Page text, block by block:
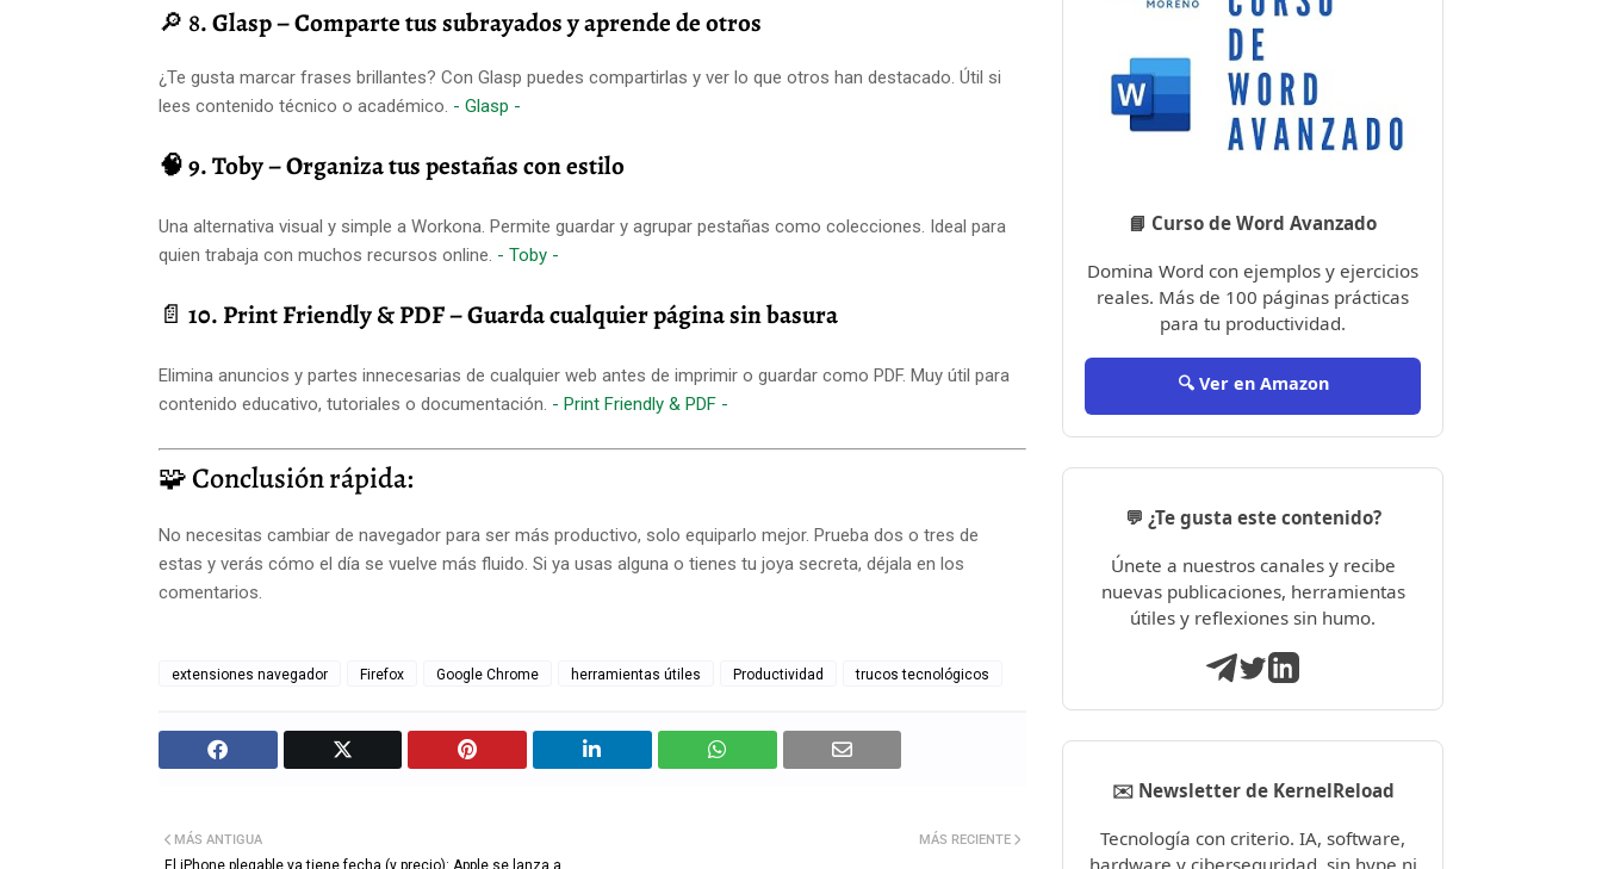
🔎 8. Glasp – Comparte tus subrayados y aprende de otros
¿Te gusta marcar frases brillantes? Con Glasp puedes compartirlas y ver lo que otros han destacado. Útil si
lees contenido técnico o académico. - Glasp -
🧠 9. Toby – Organiza tus pestañas con estilo
Una alternativa visual y simple a Workona. Permite guardar y agrupar pestañas como colecciones. Ideal para
quien trabaja con muchos recursos online. - Toby -
📄 10. Print Friendly & PDF – Guarda cualquier página sin basura
Elimina anuncios y partes innecesarias de cualquier web antes de imprimir o guardar como PDF. Muy útil para
contenido educativo, tutoriales o documentación. - Print Friendly & PDF -
🧩 Conclusión rápida:
No necesitas cambiar de navegador para ser más productivo, solo equiparlo mejor. Prueba dos o tres de
estas y verás cómo el día se vuelve más fluido. Si ya usas alguna o tienes tu joya secreta, déjala en los
comentarios.
extensiones navegador Firefox Google Chrome herramientas útiles Productividad trucos tecnológicos
MÁS RECIENTE
MÁS ANTIGUA
El iPhone plegable ya tiene fecha (y precio): Apple se lanza a
📘 Curso de Word Avanzado
Domina Word con ejemplos y ejercicios
reales. Más de 100 páginas prácticas
para tu productividad.
🔍 Ver en Amazon
💬 ¿Te gusta este contenido?
Únete a nuestros canales y recibe
nuevas publicaciones, herramientas
útiles y reflexiones sin humo.
✉️ Newsletter de KernelReload
Tecnología con criterio. IA, software,
hardware y ciberseguridad, sin hype ni